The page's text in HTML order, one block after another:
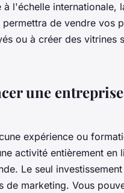
l'échelle internationale,
de vendre vos
ou à créer des vitrines
une
expérience ou
activité entièrement
Le seul
de marketing. Vous